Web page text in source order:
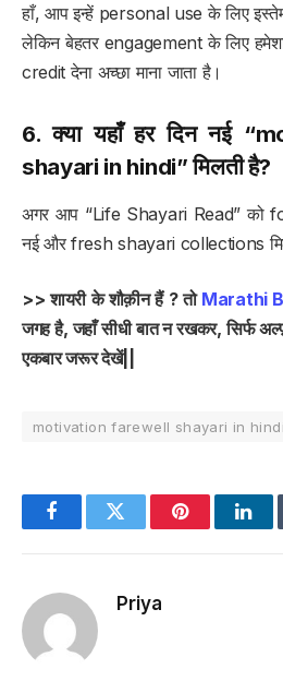
हाँ, आप इन्हें personal use के लिए
लेकिन बेहतर engagement के लिए
credit देना अच्छा माना जाता है।
6. क्या यहाँ हर दिन नई
shayari in hindi” मिलती है?
अगर आप “Life Shayari Read” को
नई और fresh shayari collections
>> शायरी के शौक़ीन हैं ? तो Marathi
जगह है, जहाँ सीधी बात न रखकर, सिर्फ
एकबार जरूर देखें||
motivation farewell shayari in hindi
FacebookTwitter Pinterest
Priya